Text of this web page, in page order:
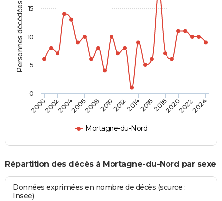
Personnes décédées
Mortagne-du-Nord
2000200220042006200820102012201420162018202020222024
0
5
10
15
Répartition des décès à Mortagne-du-Nord par sexe
Données exprimées en nombre de décès (source :
Insee)